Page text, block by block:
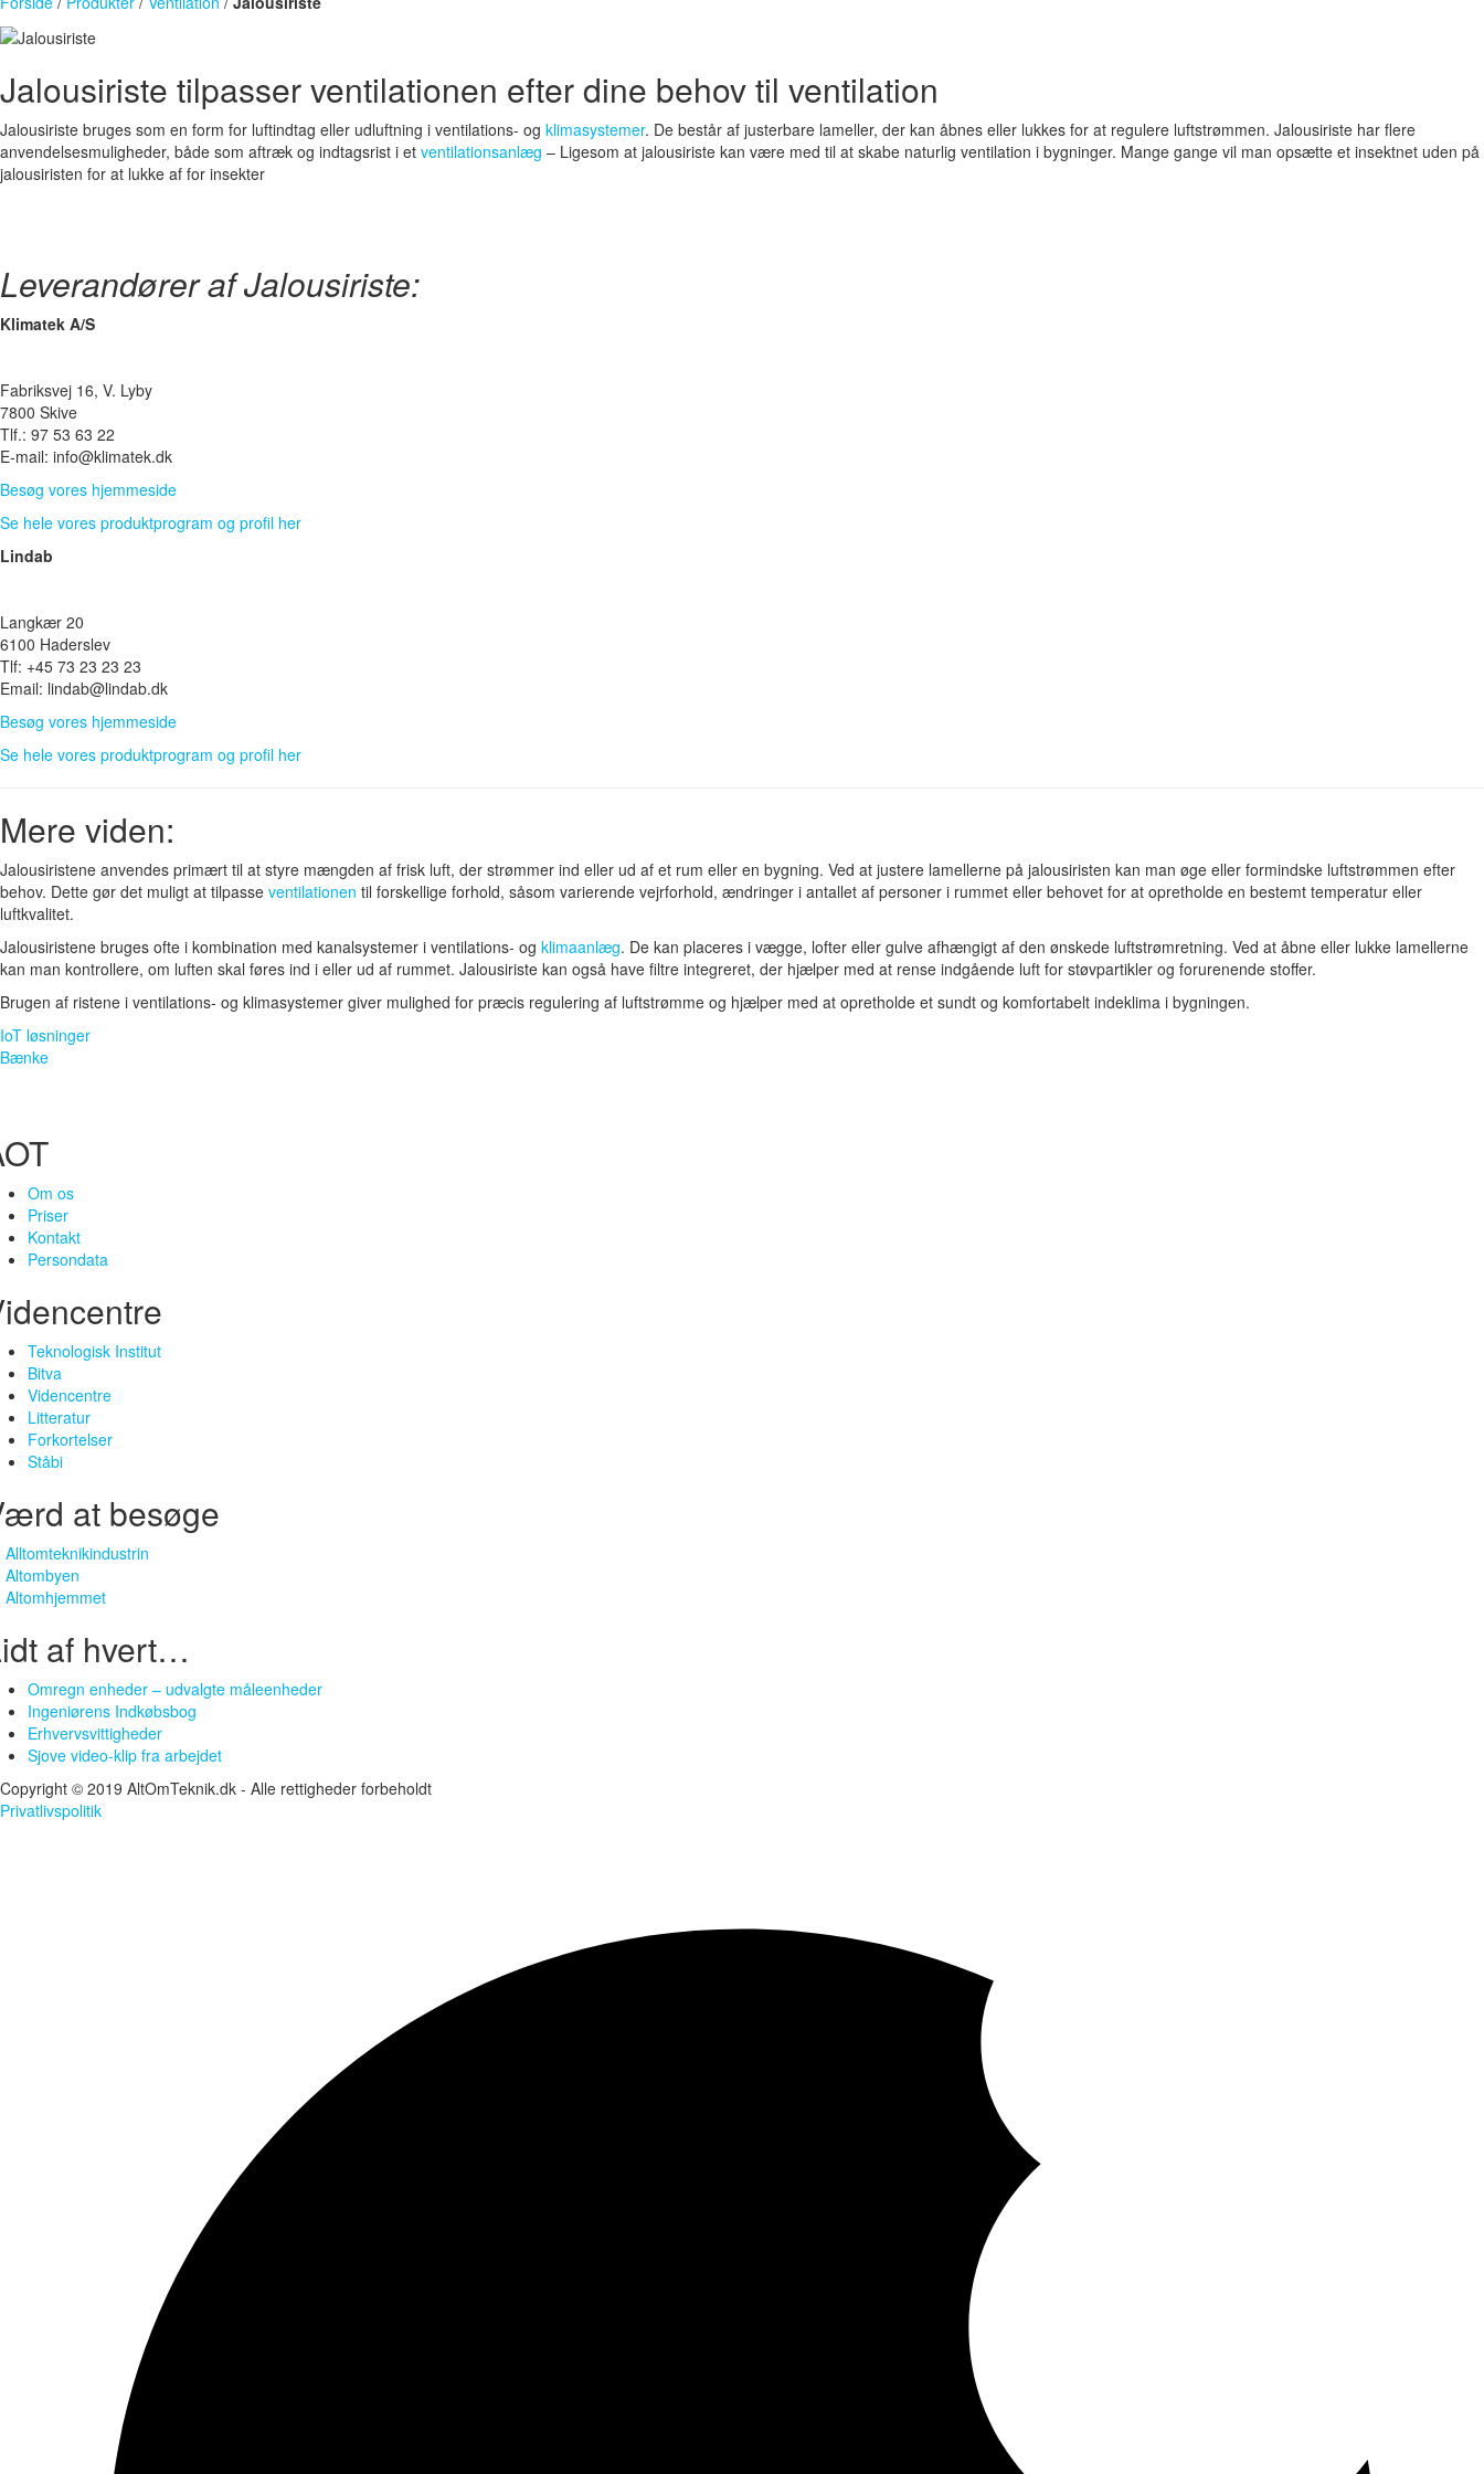
Jalousiriste tilpasser ventilationen efter dine behov til ventilation
Jalousiriste bruges som en form for luftindtag eller udluftning i ventilations- og klimasystemer. De består af justerbare lameller, der kan åbnes eller lukkes for at regulere luftstrømmen. Jalousiriste har flere
anvendelsesmuligheder, både som aftræk og indtagsrist i et ventilationsanlæg – Ligesom at jalousiriste kan være med til at skabe naturlig ventilation i bygninger. Mange gange vil man opsætte et insektnet uden på
jalousiristen for at lukke af for insekter
Leverandører af Jalousiriste:
Klimatek A/S
Fabriksvej 16, V. Lyby
7800 Skive
Tlf.: 97 53 63 22
E-mail: info@klimatek.dk
Besøg vores hjemmeside
Se hele vores produktprogram og profil her
Lindab
Langkær 20
6100 Haderslev
Tlf: +45 73 23 23 23
Email: lindab@lindab.dk
Besøg vores hjemmeside
Se hele vores produktprogram og profil her
Mere viden:
Jalousiristene anvendes primært til at styre mængden af frisk luft, der strømmer ind eller ud af et rum eller en bygning. Ved at justere lamellerne på jalousiristen kan man øge eller formindske luftstrømmen efter
behov. Dette gør det muligt at tilpasse ventilationen til forskellige forhold, såsom varierende vejrforhold, ændringer i antallet af personer i rummet eller behovet for at opretholde en bestemt temperatur eller
luftkvalitet.
Jalousiristene bruges ofte i kombination med kanalsystemer i ventilations- og klimaanlæg. De kan placeres i vægge, lofter eller gulve afhængigt af den ønskede luftstrømretning. Ved at åbne eller lukke lamellerne
kan man kontrollere, om luften skal føres ind i eller ud af rummet. Jalousiriste kan også have filtre integreret, der hjælper med at rense indgående luft for støvpartikler og forurenende stoffer.
Brugen af ristene i ventilations- og klimasystemer giver mulighed for præcis regulering af luftstrømme og hjælper med at opretholde et sundt og komfortabelt indeklima i bygningen.
Indlægsnavigation
IoT løsninger
Bænke
Om os
Priser
Kontakt
Persondata
Teknologisk Institut
Bitva
Videncentre
Litteratur
Forkortelser
Ståbi
at besøge
Alltomteknikindustrin
Altombyen
Altomhjemmet
af hvert…
Omregn enheder – udvalgte måleenheder
Ingeniørens Indkøbsbog
Erhvervsvittigheder
Sjove video-klip fra arbejdet
Copyright © 2019 AltOmTeknik.dk - Alle rettigheder forbeholdt
Privatlivspolitik